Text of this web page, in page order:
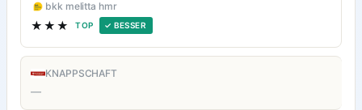
bkk melitta hmr
★★★ TOP ✓ BESSER
KNAPPSCHAFT
—